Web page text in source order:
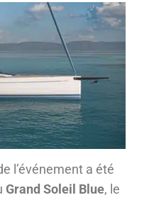
l’événement a été
Grand Soleil Blue, le